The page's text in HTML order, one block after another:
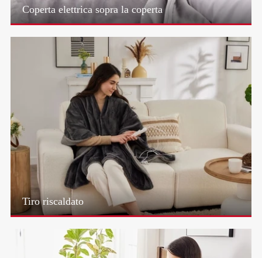
Coperta elettrica sopra la coperta
Tiro riscaldato